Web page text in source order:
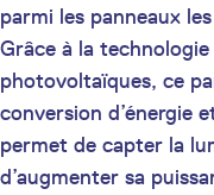
parmi les panneaux
Grâce à la technologie
photovoltaïques, ce
conversion d’énergie
permet de capter la
d’augmenter sa